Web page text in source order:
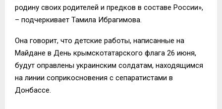
родину своих родителей и предков в составе России»,
– подчеркивает Тамила Ибрагимова.
Она говорит, что детские работы, написанные на
Майдане в День крымскотатарского флага 26 июня,
будут оправлены украинским солдатам, находящимся
на линии соприкосновения с сепаратистами в
Донбассе.